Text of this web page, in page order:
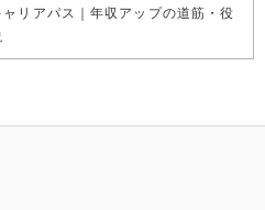
リアパス｜年収アップの道筋・役